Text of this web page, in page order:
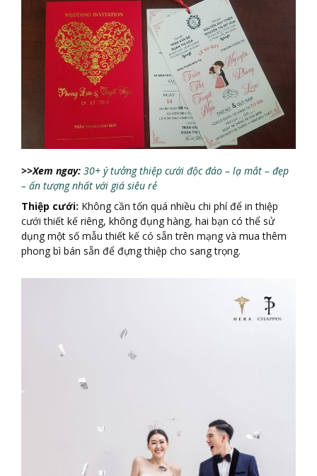
>>Xem ngay: 30+ ý tưởng thiệp cưới độc đáo – lạ mắt – đẹp
– ấn tượng nhất với giá siêu rẻ
Thiệp cưới: Không cần tốn quá nhiều chi phí để in thiệp
cưới thiết kế riêng, không đụng hàng, hai bạn có thể sử
dụng một số mẫu thiết kế có sẵn trên mạng và mua thêm
phong bì bán sẵn để đựng thiệp cho sang trọng.